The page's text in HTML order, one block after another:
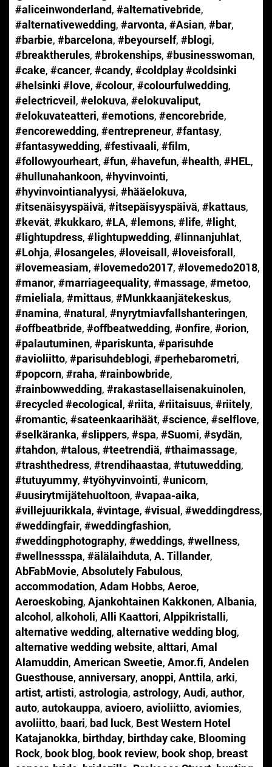
#aliceinwonderland, #alternativebride,
#alternativewedding, #arvonta, #Asian, #bar,
#barbie, #barcelona, #beyourself, #blogi,
#breaktherules, #brokenships, #businesswoman,
#cake, #cancer, #candy, #coldplay #coldsinki
#helsinki #love, #colour, #colourfulwedding,
#electricveil, #elokuva, #elokuvaliput,
#elokuvateatteri, #emotions, #encorebride,
#encorewedding, #entrepreneur, #fantasy,
#fantasywedding, #festivaali, #film,
#followyourheart, #fun, #havefun, #health, #HEL,
#hullunahankoon, #hyvinvointi,
#hyvinvointianalyysi, #hääelokuva,
#itsenäisyyspäivä, #itsepäisyyspäivä, #kattaus,
#kevät, #kukkaro, #LA, #lemons, #life, #light,
#lightupdress, #lightupwedding, #linnanjuhlat,
#Lohja, #losangeles, #loveisall, #loveisforall,
#lovemeasiam, #lovemedo2017, #lovemedo2018,
#manor, #marriageequality, #massage, #metoo,
#mieliala, #mittaus, #Munkkaanjätekeskus,
#namina, #natural, #nyrytmiavfallshanteringen,
#offbeatbride, #offbeatwedding, #onfire, #orion,
#palautuminen, #pariskunta, #parisuhde
#avioliitto, #parisuhdeblogi, #perhebarometri,
#popcorn, #raha, #rainbowbride,
#rainbowwedding, #rakastasellaisenakuinolen,
#recycled #ecological, #riita, #riitaisuus, #riitely,
#romantic, #sateenkaarihäät, #science, #selflove,
#selkäranka, #slippers, #spa, #Suomi, #sydän,
#tahdon, #talous, #teetrendiä, #thaimassage,
#trashthedress, #trendihaastaa, #tutuwedding,
#tutuyummy, #työhyvinvointi, #unicorn,
#uusirytmijätehuoltoon, #vapaa-aika,
#villejuurikkala, #vintage, #visual, #weddingdress,
#weddingfair, #weddingfashion,
#weddingphotography, #weddings, #wellness,
#wellnessspa, #älälaihduta, A. Tillander,
AbFabMovie, Absolutely Fabulous,
accommodation, Adam Hobbs, Aeroe,
Aeroeskobing, Ajankohtainen Kakkonen, Albania,
alcohol, alkoholi, Alli Kaattori, Alppikristalli,
alternative wedding, alternative wedding blog,
alternative wedding website, alttari, Amal
Alamuddin, American Sweetie, Amor.fi, Andelen
Guesthouse, anniversary, anoppi, Anttila, arki,
artist, artisti, astrologia, astrology, Audi, author,
auto, autokauppa, avioero, avioliitto, aviomies,
avoliitto, baari, bad luck, Best Western Hotel
Katajanokka, birthday, birthday cake, Blooming
Rock, book blog, book review, book shop, breast